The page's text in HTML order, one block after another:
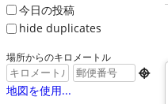
今日の投稿
hide duplicates
場所からのキロメートル

地図を使用...